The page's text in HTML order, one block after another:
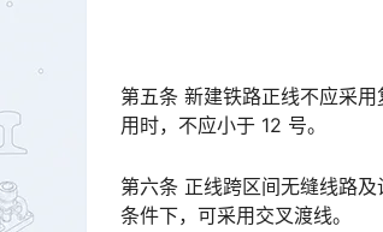
第五条 新建铁路正线不应采
用时，不应小于 12 号。
第六条 正线跨区间无缝线路
条件下，可采用交叉渡线。